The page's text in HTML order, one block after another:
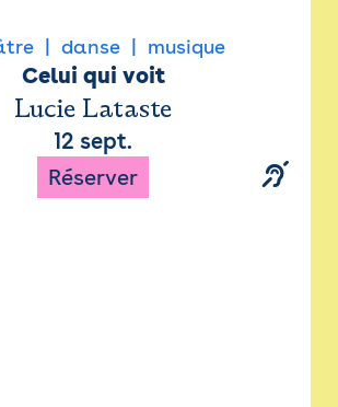
danse musique
Celui qui voit
Lucie Lataste
12 sept.
Réserver